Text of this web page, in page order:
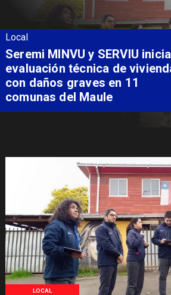
LOCAL
Local
Fondo Orasmi entrega apoyo a
familia de Romeral para
costear alimentación
especializada de niño con
Síndrome de Intestino Corto